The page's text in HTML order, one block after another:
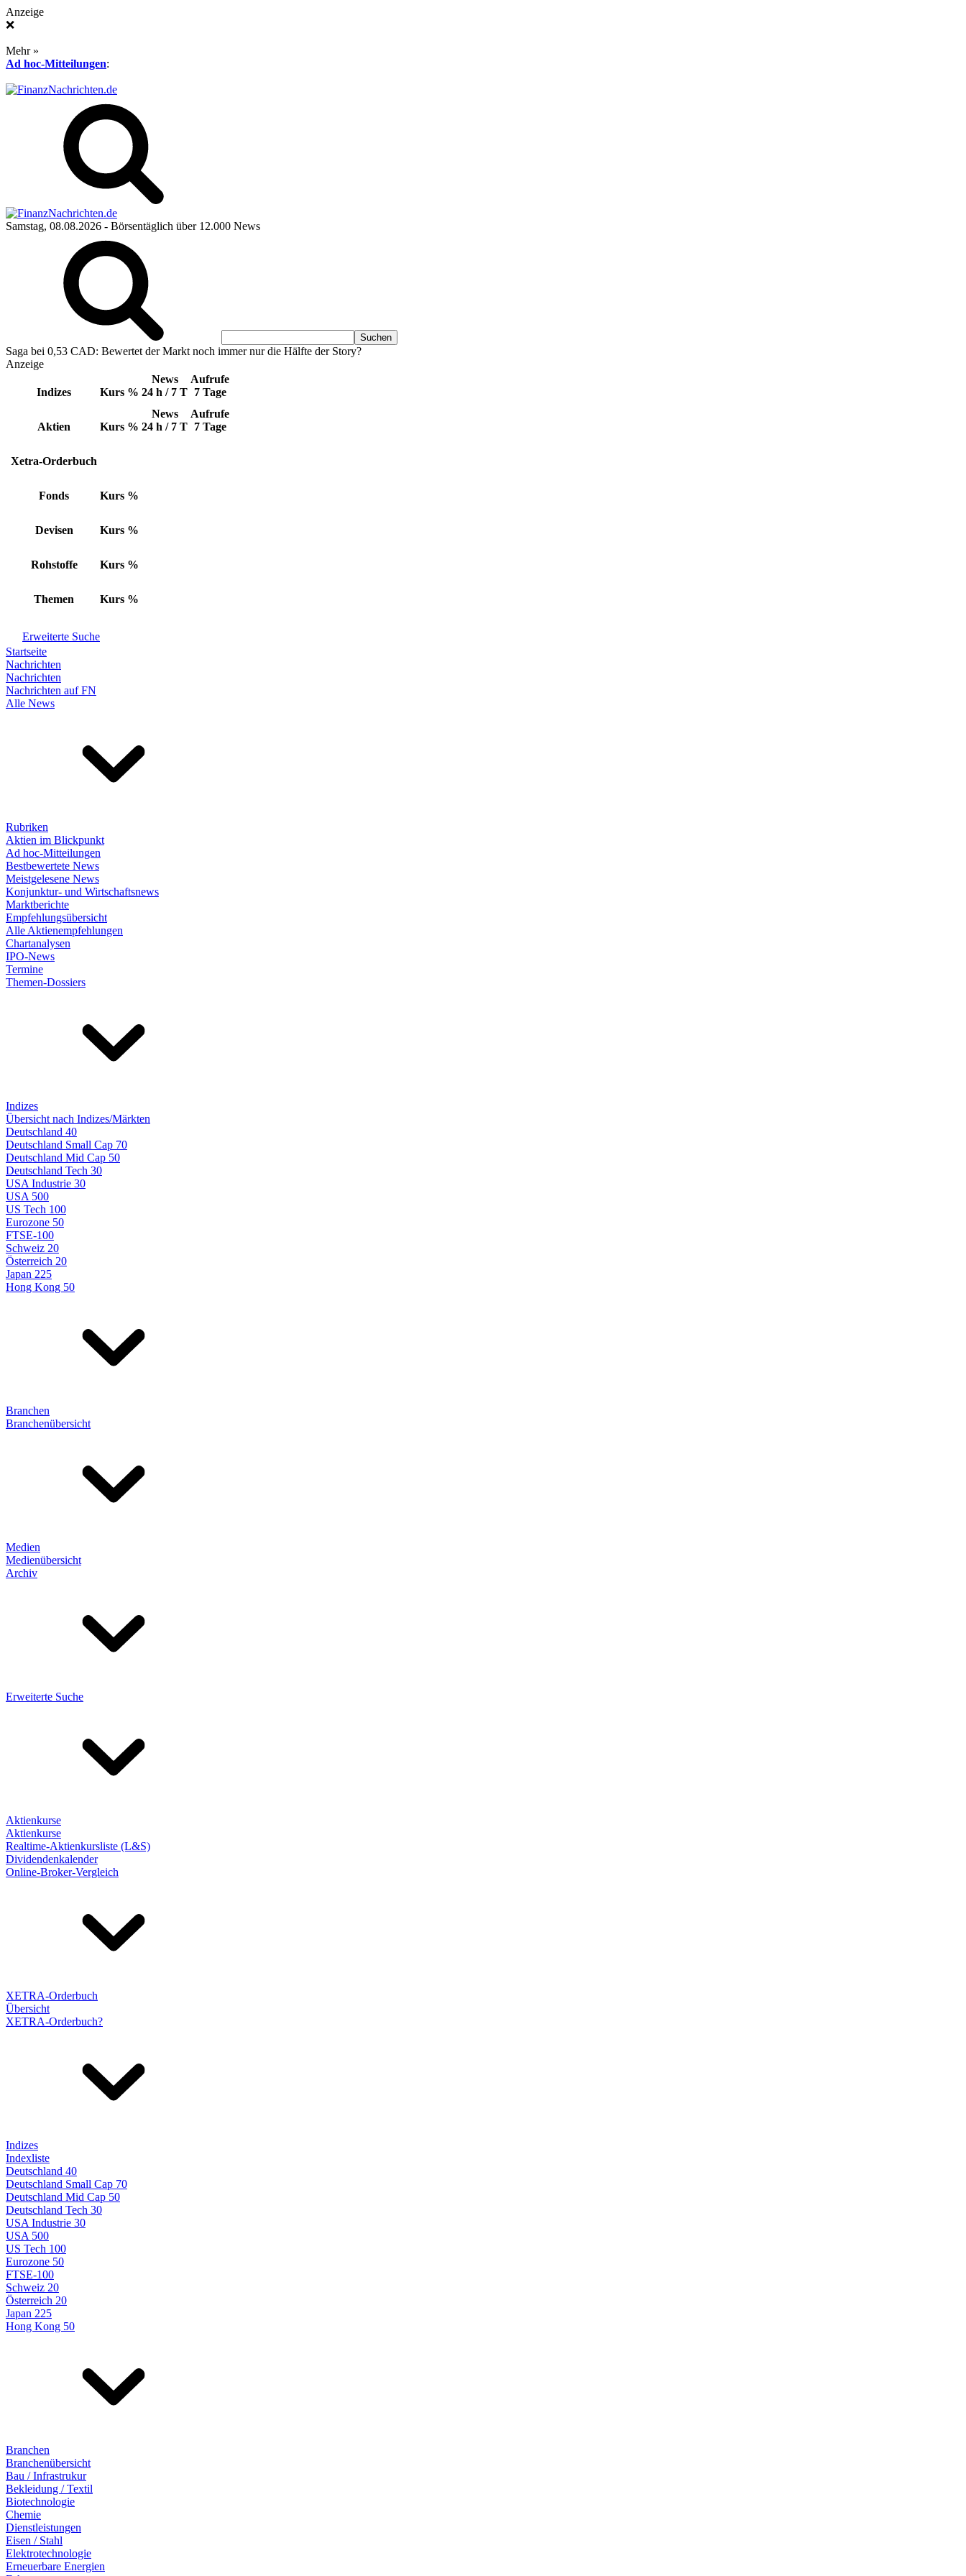
Anzeige
❌
Mehr »
Ad hoc-Mitteilungen:
Samstag, 08.08.2026 - Börsentäglich über 12.000 News
Saga bei 0,53 CAD: Bewertet der Markt noch immer nur die Hälfte der Story?
Anzeige
Indizes Kurs %
News
24 h / 7 T
Aufrufe
7 Tage
Aktien Kurs %
News
24 h / 7 T
Aufrufe
7 Tage
Xetra-Orderbuch
Fonds Kurs %
Devisen Kurs %
Rohstoffe Kurs %
Themen Kurs %
Erweiterte Suche
Startseite
Nachrichten
Nachrichten
Nachrichten auf FN
Alle News
Rubriken
Aktien im Blickpunkt
Ad hoc-Mitteilungen
Bestbewertete News
Meistgelesene News
Konjunktur- und Wirtschaftsnews
Marktberichte
Empfehlungsübersicht
Alle Aktienempfehlungen
Chartanalysen
IPO-News
Termine
Themen-Dossiers
Indizes
Übersicht nach Indizes/Märkten
Deutschland 40
Deutschland Small Cap 70
Deutschland Mid Cap 50
Deutschland Tech 30
USA Industrie 30
USA 500
US Tech 100
Eurozone 50
FTSE-100
Schweiz 20
Österreich 20
Japan 225
Hong Kong 50
Branchen
Branchenübersicht
Medien
Medienübersicht
Archiv
Erweiterte Suche
Aktienkurse
Aktienkurse
Realtime-Aktienkursliste (L&S)
Dividendenkalender
Online-Broker-Vergleich
XETRA-Orderbuch
Übersicht
XETRA-Orderbuch?
Indizes
Indexliste
Deutschland 40
Deutschland Small Cap 70
Deutschland Mid Cap 50
Deutschland Tech 30
USA Industrie 30
USA 500
US Tech 100
Eurozone 50
FTSE-100
Schweiz 20
Österreich 20
Japan 225
Hong Kong 50
Branchen
Branchenübersicht
Bau / Infrastrukur
Bekleidung / Textil
Biotechnologie
Chemie
Dienstleistungen
Eisen / Stahl
Elektrotechnologie
Erneuerbare Energien